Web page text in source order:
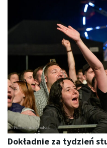
Dokładnie za tydzień